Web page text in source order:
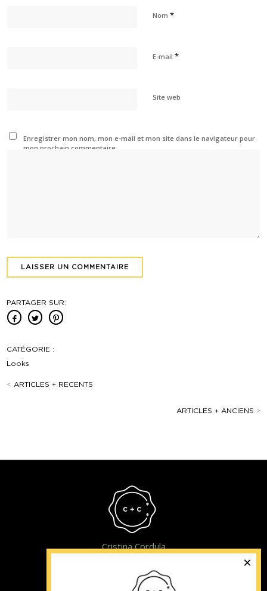
Nom*
E-mail*
Site web
Enregistrer mon nom, mon e-mail et mon site dans le navigateur pour
mon prochain commentaire.
PARTAGER SUR:
CATÉGORIE :
Looks
< ARTICLES + RECENTS
ARTICLES + ANCIENS >
Cristina Cordula